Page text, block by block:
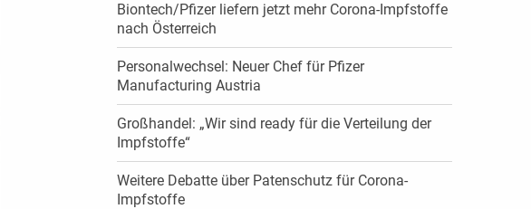
Biontech/Pfizer liefern jetzt mehr Corona-Impfstoffe
nach Österreich
Personalwechsel: Neuer Chef für Pfizer
Manufacturing Austria
Großhandel: „Wir sind ready für die Verteilung der
Impfstoffe“
Weitere Debatte über Patenschutz für Corona-
Impfstoffe